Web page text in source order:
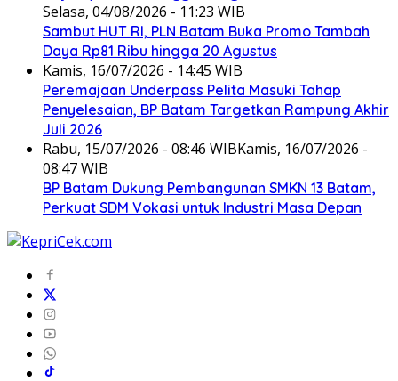
Selasa, 04/08/2026 - 11:23 WIB
Sambut HUT RI, PLN Batam Buka Promo Tambah
Daya Rp81 Ribu hingga 20 Agustus
Kamis, 16/07/2026 - 14:45 WIB
Peremajaan Underpass Pelita Masuki Tahap
Penyelesaian, BP Batam Targetkan Rampung Akhir
Juli 2026
Rabu, 15/07/2026 - 08:46 WIBKamis, 16/07/2026 -
08:47 WIB
BP Batam Dukung Pembangunan SMKN 13 Batam,
Perkuat SDM Vokasi untuk Industri Masa Depan